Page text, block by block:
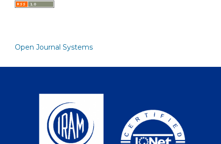
Open Journal Systems